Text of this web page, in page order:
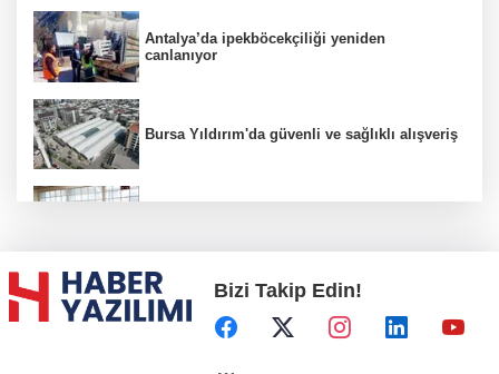
Antalya’da ipekböcekçiliği yeniden
canlanıyor
Bursa Yıldırım'da güvenli ve sağlıklı alışveriş
Başkent'in göletlerinde temizlik ve bakım
sürüyor
Bizi Takip Edin!